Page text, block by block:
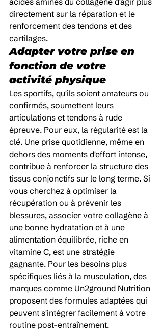
directement sur la réparation et le
renforcement des tendons et des
cartilages.
Adapter votre prise en
fonction de votre
activité physique
Les sportifs, qu'ils soient amateurs ou
confirmés, soumettent leurs
articulations et tendons à rude
épreuve. Pour eux, la régularité est la
clé. Une prise quotidienne, même en
dehors des moments d'effort intense,
contribue à renforcer la structure des
tissus conjonctifs sur le long terme. Si
vous cherchez à optimiser la
récupération ou à prévenir les
blessures, associer votre collagène à
une bonne hydratation et à une
alimentation équilibrée, riche en
vitamine C, est une stratégie
gagnante. Pour les besoins plus
spécifiques liés à la musculation, des
marques comme Un2ground Nutrition
proposent des formules adaptées qui
peuvent s'intégrer facilement à votre
routine post-entraînement.